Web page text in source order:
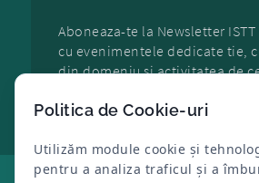
Aboneaza-te la Newsletter
cu evenimentele dedicate tie,
din domeniu si activitatea de
Politica de Cookie-uri
Utilizăm module cookie și
pentru a analiza traficul și a